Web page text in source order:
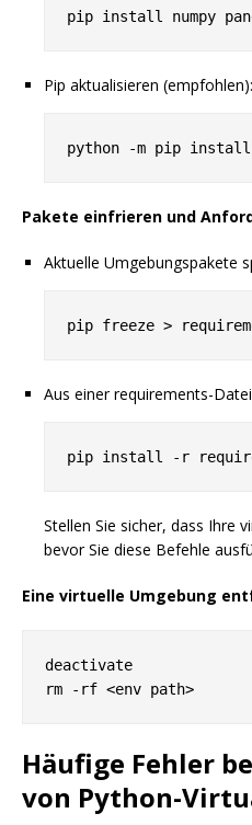
Pip aktualisieren (empfohlen):
Pakete einfrieren und
Aktuelle Umgebungspakete
Aus einer requirements-
Stellen Sie sicher, dass Ihre
bevor Sie diese Befehle
Eine virtuelle Umgebung
deactivate
Häufige Fehler
von Python-